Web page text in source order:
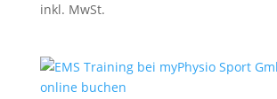
inkl. MwSt.